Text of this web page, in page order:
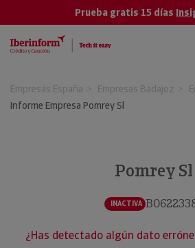
Prueba gratis 15 días
Empresas España Empresas Badajoz
Informe Empresa Pomrey Sl
Pomrey Sl
INACTIVA
¿Has detectado algún dato